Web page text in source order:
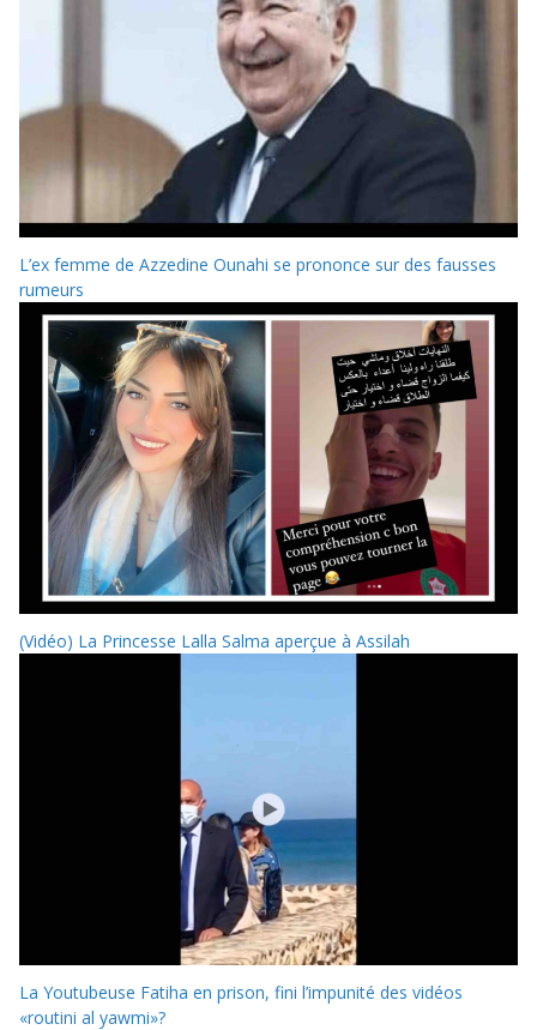
L’ex femme de Azzedine Ounahi se prononce sur des fausses
rumeurs
(Vidéo) La Princesse Lalla Salma aperçue à Assilah
La Youtubeuse Fatiha en prison, fini l’impunité des vidéos
«routini al yawmi»?